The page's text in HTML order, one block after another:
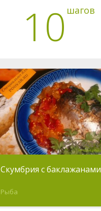
10 шагов
Скумбрия с баклажанами
Рыба